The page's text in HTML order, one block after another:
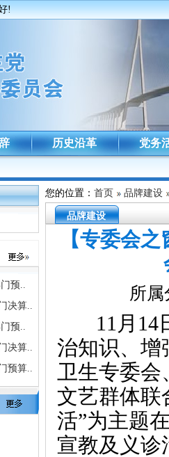
!
历史沿革 党务
预..
决算..
预..
决算..
预算..
您的位置： 首页 品牌建设
品牌建设
【专委会
所
11月14日
治知识、增
卫生专委
文艺群体联
活”为主题
宣教及义诊